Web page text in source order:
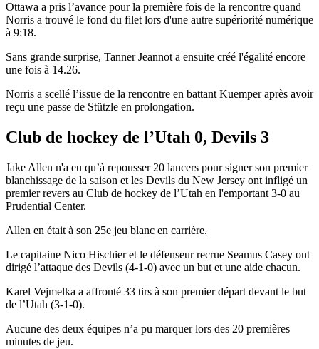
Ottawa a pris l’avance pour la première fois de la rencontre quand
Norris a trouvé le fond du filet lors d'une autre supériorité numérique
à 9:18.
Sans grande surprise, Tanner Jeannot a ensuite créé l'égalité encore
une fois à 14.26.
Norris a scellé l’issue de la rencontre en battant Kuemper après avoir
reçu une passe de Stützle en prolongation.
Club de hockey de l’Utah 0, Devils 3
Jake Allen n'a eu qu’à repousser 20 lancers pour signer son premier
blanchissage de la saison et les Devils du New Jersey ont infligé un
premier revers au Club de hockey de l’Utah en l'emportant 3-0 au
Prudential Center.
Allen en était à son 25e jeu blanc en carrière.
Le capitaine Nico Hischier et le défenseur recrue Seamus Casey ont
dirigé l’attaque des Devils (4-1-0) avec un but et une aide chacun.
Karel Vejmelka a affronté 33 tirs à son premier départ devant le but
de l’Utah (3-1-0).
Aucune des deux équipes n’a pu marquer lors des 20 premières
minutes de jeu.